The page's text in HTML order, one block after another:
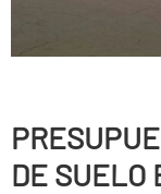
DE SUELO